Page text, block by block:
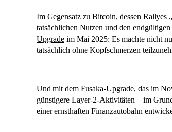
Im Gegensatz zu Bitcoin, dessen Rallyes
tatsächlichen Nutzen und den
Upgrade im Mai 2025: Es machte nicht
tatsächlich ohne Kopfschmerzen
Und mit dem Fusaka-Upgrade, das im
günstigere Layer-2-Aktivitäten – im
einer ernsthaften Finanzautobahn